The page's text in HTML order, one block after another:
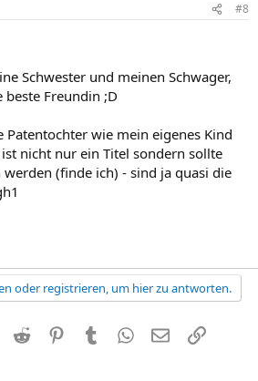
#8
Schwester und meinen Schwager,
beste Freundin ;D
Patentochter wie mein eigenes Kind
nicht nur ein Titel sondern sollte
(finde ich) - sind ja quasi die
oder registrieren, um hier zu antworten.
Reddit PinterestTumblr WhatsApp
E-MailLink